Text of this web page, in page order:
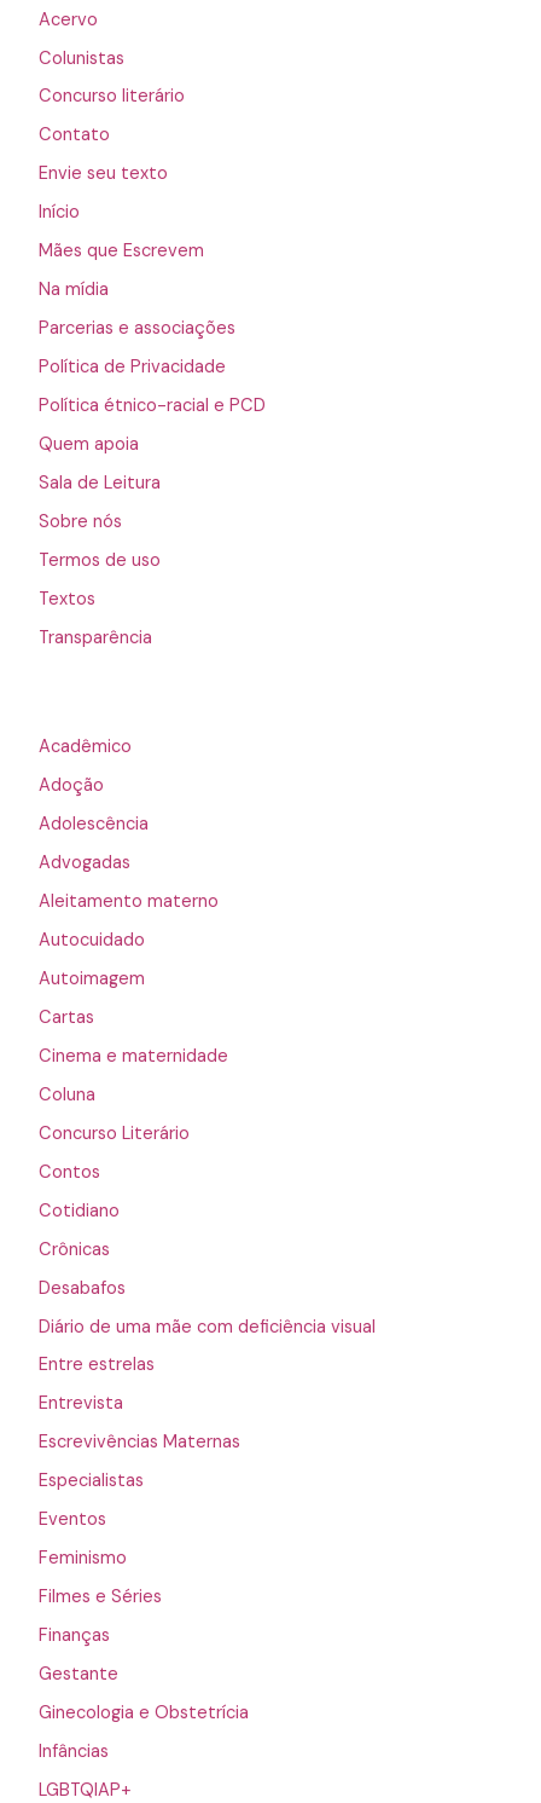
Acervo
Colunistas
Concurso literário
Contato
Envie seu texto
Início
Mães que Escrevem
Na mídia
Parcerias e associações
Política de Privacidade
Política étnico-racial e PCD
Quem apoia
Sala de Leitura
Sobre nós
Termos de uso
Textos
Transparência
Acadêmico
Adoção
Adolescência
Advogadas
Aleitamento materno
Autocuidado
Autoimagem
Cartas
Cinema e maternidade
Coluna
Concurso Literário
Contos
Cotidiano
Crônicas
Desabafos
Diário de uma mãe com deficiência visual
Entre estrelas
Entrevista
Escrevivências Maternas
Especialistas
Eventos
Feminismo
Filmes e Séries
Finanças
Gestante
Ginecologia e Obstetrícia
Infâncias
LGBTQIAP+